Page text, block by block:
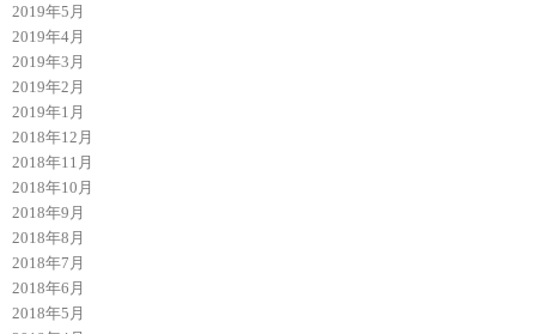
2019年5月
2019年4月
2019年3月
2019年2月
2019年1月
2018年12月
2018年11月
2018年10月
2018年9月
2018年8月
2018年7月
2018年6月
2018年5月